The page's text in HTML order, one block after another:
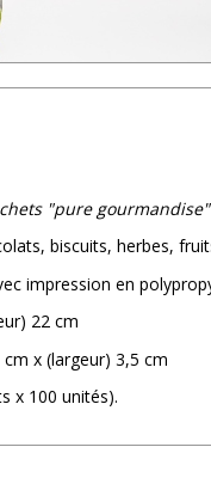
"pure
biscuits, herbes,
impression en
22 cm
x (largeur) 3,5 cm
x 100 unités).